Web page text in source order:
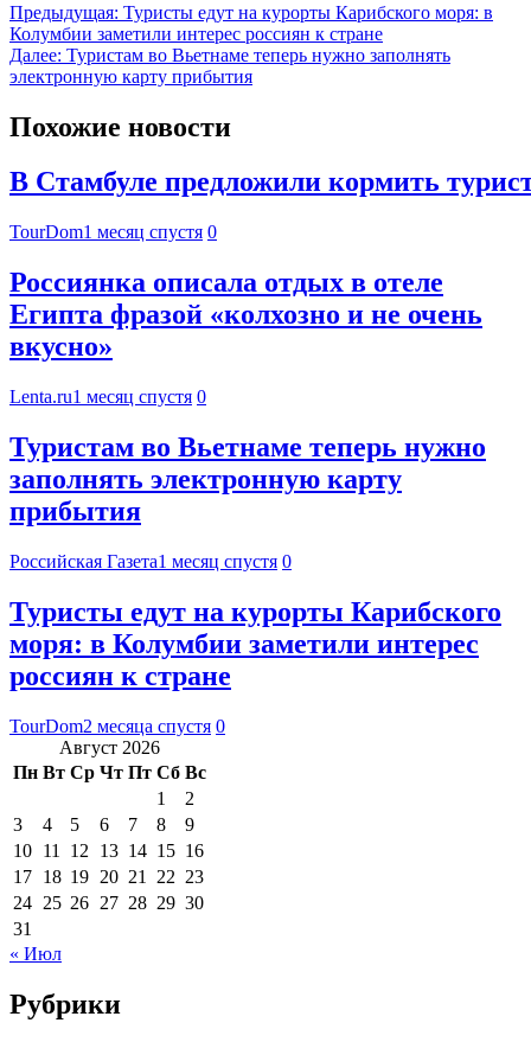
Предыдущая: Туристы едут на курорты Карибского моря: в
Колумбии заметили интерес россиян к стране
Далее: Туристам во Вьетнаме теперь нужно заполнять
электронную карту прибытия
Похожие новости
В Стамбуле предложили кормить
TourDom1 месяц спустя 0
Россиянка описала отдых в отеле
Египта фразой «колхозно и не очень
вкусно»
Lenta.ru1 месяц спустя 0
Туристам во Вьетнаме теперь нужно
заполнять электронную карту
прибытия
Российская Газета1 месяц спустя 0
Туристы едут на курорты Карибского
моря: в Колумбии заметили интерес
россиян к стране
TourDom2 месяца спустя 0
Август 2026
Пн Вт Ср Чт Пт Сб Вс
1
2
3
4 5 6 7 8
9
10 11 12 13 14 15 16
17 18 19 20 21 22 23
24 25 26 27 28 29 30
31
« Июл
Рубрики